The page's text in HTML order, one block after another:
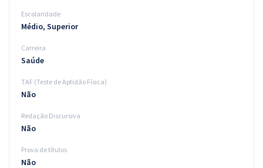
Escolaridade
Médio, Superior
Carreira
Saúde
TAF (Teste de Aptidão Física)
Não
Redação Discursiva
Não
Prova de títulos
Não